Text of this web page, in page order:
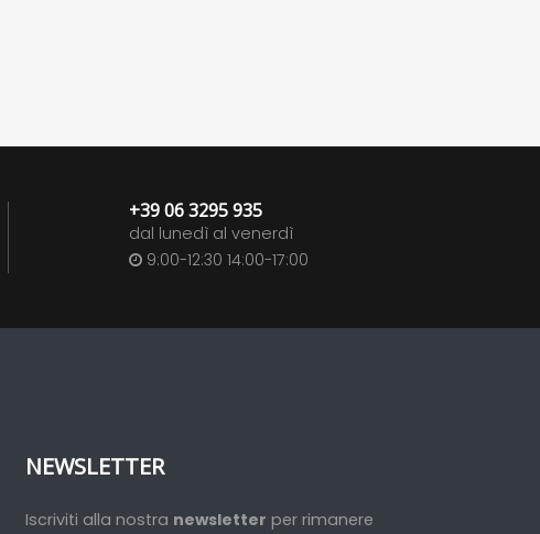
+39 06 3295 935
dal lunedì al venerdì
9:00-12:30 14:00-17:00
NEWSLETTER
Iscriviti alla nostra newsletter per rimanere